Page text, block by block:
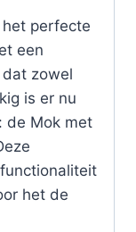
perfecte
een
zowel
is er nu
de Mok met
het de